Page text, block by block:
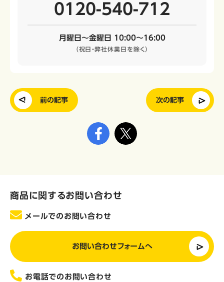
0120-540-712
月曜日～金曜日 10:00～16:00
（祝日・弊社休業日を除く）
前の記事 次の記事
商品に関するお問い合わせ
メールでのお問い合わせ
お問い合わせフォームへ
お電話でのお問い合わせ